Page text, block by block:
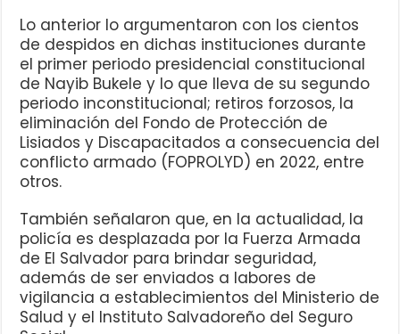
Lo anterior lo argumentaron con los cientos
de despidos en dichas instituciones durante
el primer periodo presidencial constitucional
de Nayib Bukele y lo que lleva de su segundo
periodo inconstitucional; retiros forzosos, la
eliminación del Fondo de Protección de
Lisiados y Discapacitados a consecuencia del
conflicto armado (FOPROLYD) en 2022, entre
otros.
También señalaron que, en la actualidad, la
policía es desplazada por la Fuerza Armada
de El Salvador para brindar seguridad,
además de ser enviados a labores de
vigilancia a establecimientos del Ministerio de
Salud y el Instituto Salvadoreño del Seguro